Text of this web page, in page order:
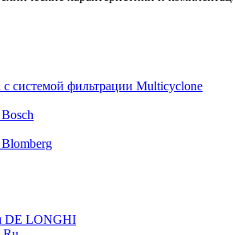
системой фильтрации Multicyclone
DE LONGHI